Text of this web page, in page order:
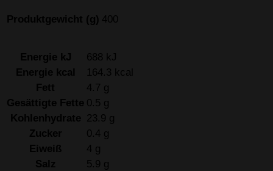
Produktgewicht (g) 400
Energie kJ
688 kJ
Energie kcal
164.3 kcal
Fett
4.7 g
Gesättigte Fette 0.5 g
Kohlenhydrate 23.9 g
Zucker
0.4 g
Eiweiß
4 g
Salz
5.9 g